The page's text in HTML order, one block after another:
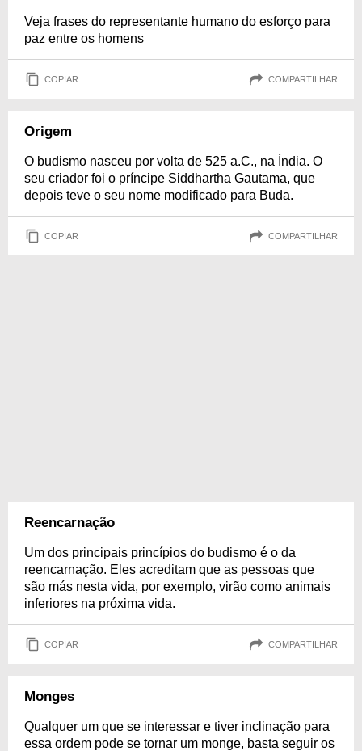
Veja frases do representante humano do esforço para
paz entre os homens
COPIAR COMPARTILHAR
Origem
O budismo nasceu por volta de 525 a.C., na Índia. O
seu criador foi o príncipe Siddhartha Gautama, que
depois teve o seu nome modificado para Buda.
COPIAR COMPARTILHAR
Reencarnação
Um dos principais princípios do budismo é o da
reencarnação. Eles acreditam que as pessoas que
são más nesta vida, por exemplo, virão como animais
inferiores na próxima vida.
COPIAR COMPARTILHAR
Monges
Qualquer um que se interessar e tiver inclinação para
essa ordem pode se tornar um monge, basta seguir os